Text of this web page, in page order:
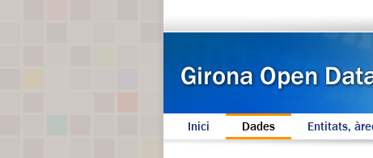
Inici Dades Entitats,